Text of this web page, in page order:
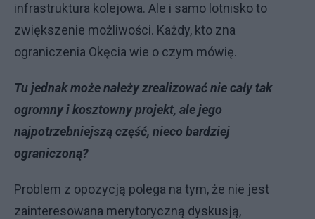
infrastruktura kolejowa. Ale i samo lotnisko to
zwiększenie możliwości. Każdy, kto zna
ograniczenia Okęcia wie o czym mówię.
Tu jednak może należy zrealizować nie cały tak
ogromny i kosztowny projekt, ale jego
najpotrzebniejszą część, nieco bardziej
ograniczoną?
Problem z opozycją polega na tym, że nie jest
zainteresowana merytoryczną dyskusją,